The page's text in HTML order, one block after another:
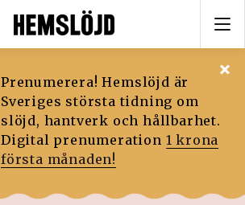
Prenumerera! Hemslöjd är
Sveriges största tidning om
slöjd, hantverk och hållbarhet.
Digital prenumeration 1 krona
första månaden!